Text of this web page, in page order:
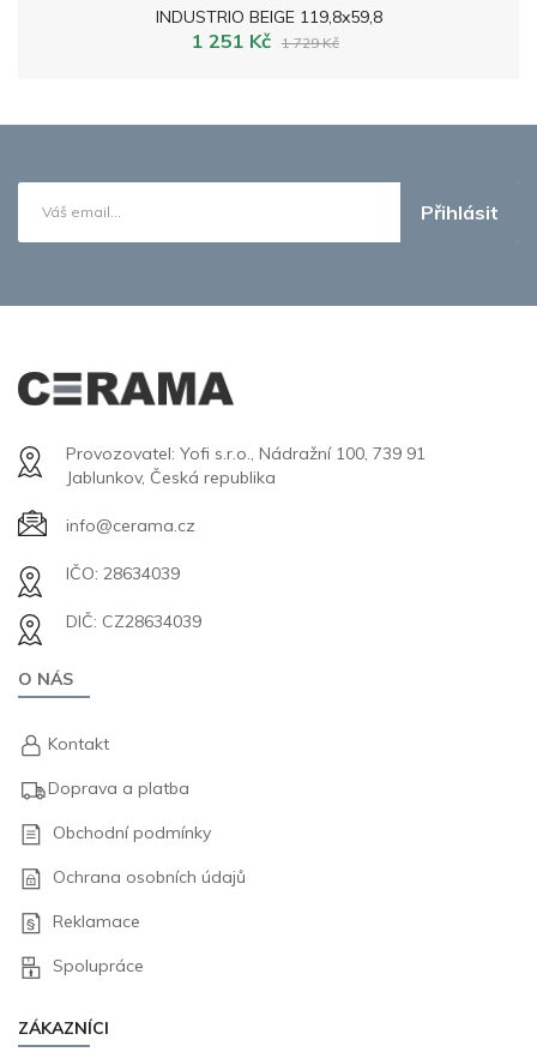
INDUSTRIO BEIGE 119,8x59,8
1 251 Kč 1 729 Kč
Přihlásit
Provozovatel: Yofi s.r.o., Nádražní 100, 739 91
Jablunkov, Česká republika
info@cerama.cz
IČO: 28634039
DIČ: CZ28634039
O NÁS
Kontakt
Doprava a platba
Obchodní podmínky
Ochrana osobních údajů
Reklamace
Spolupráce
ZÁKAZNÍCI